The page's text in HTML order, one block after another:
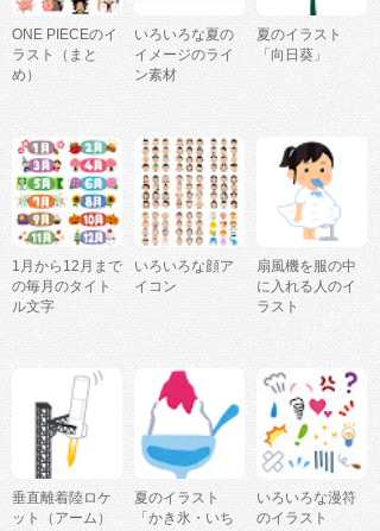
ONE PIECEのイ
ラスト（まと
め）
いろいろな夏の
イメージのライ
ン素材
夏のイラスト
「向日葵」
1月から12月まで
の毎月のタイト
ル文字
いろいろな顔ア
イコン
扇風機を服の中
に入れる人のイ
ラスト
垂直離着陸ロケ
ット（アーム）
夏のイラスト
「かき氷・いち
いろいろな漫符
のイラスト